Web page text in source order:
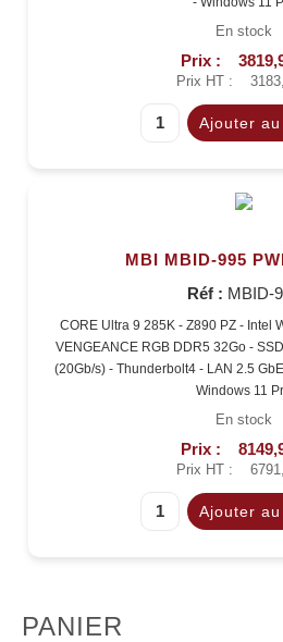
En stock
Prix :
Prix HT :
MBI MBID-995
Réf : MBID-
CORE Ultra 9 285K - Z890 PZ - Intel
VENGEANCE RGB DDR5 32Go -
(20Gb/s) - Thunderbolt4 - LAN 2.5
Windows 11
En stock
Prix :
Prix HT :
PANIER